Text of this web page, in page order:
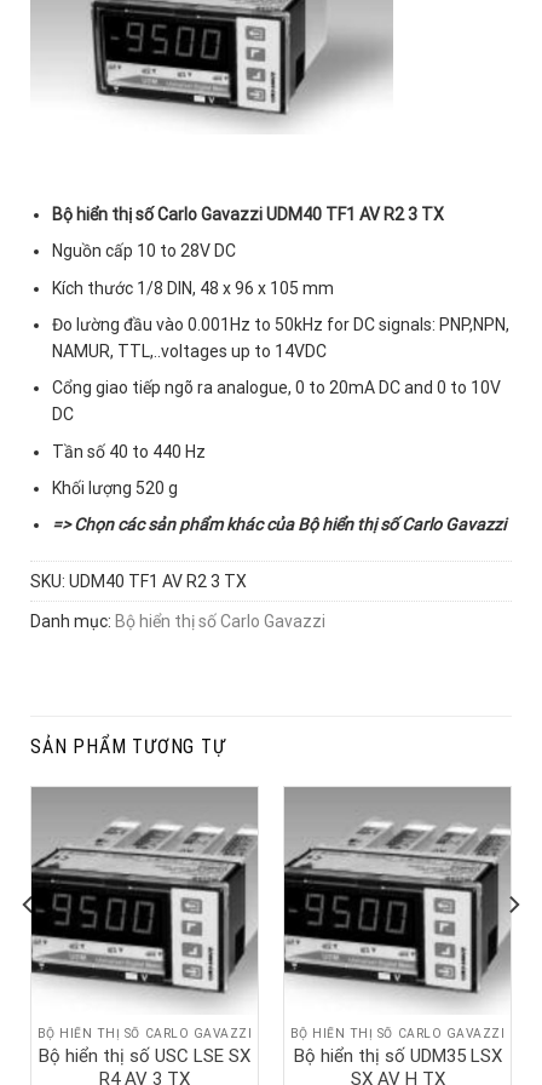
Bộ hiển thị số Carlo Gavazzi UDM40 TF1 AV R2 3 TX
Nguồn cấp 10 to 28V DC
Kích thước 1/8 DIN, 48 x 96 x 105 mm
Đo lường đầu vào 0.001Hz to 50kHz for DC signals: PNP,NPN,
NAMUR, TTL,..voltages up to 14VDC
Cổng giao tiếp ngõ ra analogue, 0 to 20mA DC and 0 to 10V
DC
Tần số 40 to 440 Hz
Khối lượng 520 g
=> Chọn các sản phẩm khác củaBộ hiển thị số Carlo Gavazzi
SKU: UDM40 TF1 AV R2 3 TX
Danh mục: Bộ hiển thị số Carlo Gavazzi
SẢN PHẨM TƯƠNG TỰ
BỘ HIỂN THỊ SỐ CARLO GAVAZZI
Bộ hiển thị số USC LSE SX
R4 AV 3 TX
BỘ HIỂN THỊ SỐ CARLO GAVAZZI
Bộ hiển thị số UDM35 LSX
SX AV H TX